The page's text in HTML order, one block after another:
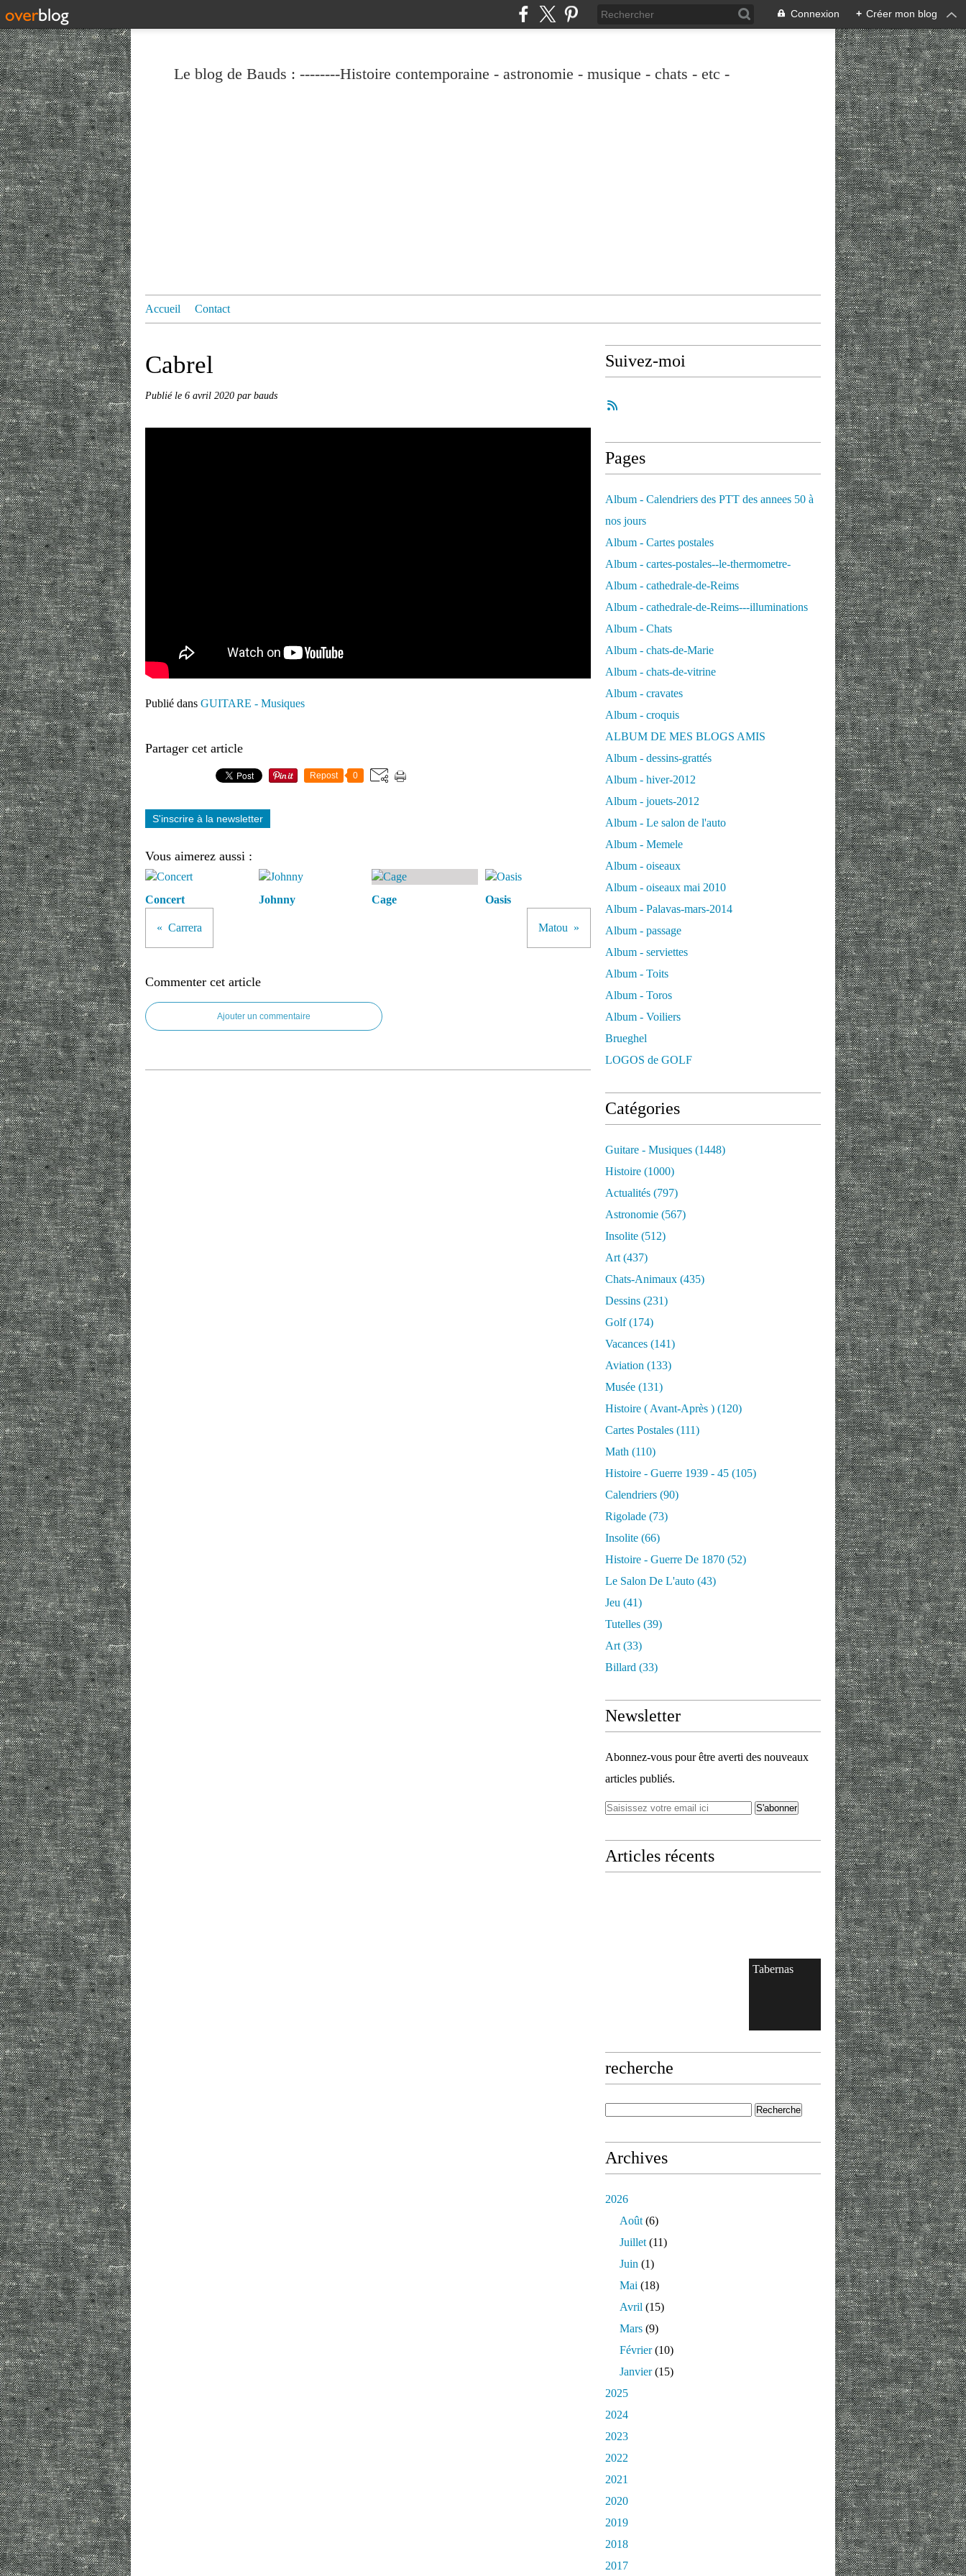
Connexion + Créer mon blog
Le blog de Bauds : --------Histoire contemporaine - astronomie - musique - chats - etc -
Accueil Contact
Cabrel
Publié le 6 avril 2020 par bauds
Publié dans GUITARE - Musiques
Partager cet article
Repost 0
S'inscrire à la newsletter
Vous aimerez aussi :
Concert Johnny Cage Oasis
Carrera Matou
Commenter cet article
Ajouter un commentaire
Suivez-moi
Pages
Album - Calendriers des PTT des annees 50 à
nos jours
Album - Cartes postales
Album - cartes-postales--le-thermometre-
Album - cathedrale-de-Reims
Album - cathedrale-de-Reims---illuminations
Album - Chats
Album - chats-de-Marie
Album - chats-de-vitrine
Album - cravates
Album - croquis
ALBUM DE MES BLOGS AMIS
Album - dessins-grattés
Album - hiver-2012
Album - jouets-2012
Album - Le salon de l'auto
Album - Memele
Album - oiseaux
Album - oiseaux mai 2010
Album - Palavas-mars-2014
Album - passage
Album - serviettes
Album - Toits
Album - Toros
Album - Voiliers
Brueghel
LOGOS de GOLF
Catégories
Guitare - Musiques (1448)
Histoire (1000)
Actualités (797)
Astronomie (567)
Insolite (512)
Art (437)
Chats-Animaux (435)
Dessins (231)
Golf(174)
Vacances (141)
Aviation (133)
Musée (131)
Histoire ( Avant-Après ) (120)
Cartes Postales (111)
Math (110)
Histoire - Guerre 1939 - 45 (105)
Calendriers (90)
Rigolade (73)
Insolite (66)
Histoire - Guerre De 1870 (52)
Le Salon De L'auto (43)
Jeu (41)
Tutelles (39)
Art (33)
Billard (33)
Newsletter
Abonnez-vous pour être averti des nouveaux
articles publiés.
Articles récents
Tabernas
recherche
Archives
2026
Août (6)
Juillet (11)
Juin (1)
Mai (18)
Avril (15)
Mars (9)
Février(10)
Janvier(15)
2025
2024
2023
2022
2021
2020
2019
2018
2017